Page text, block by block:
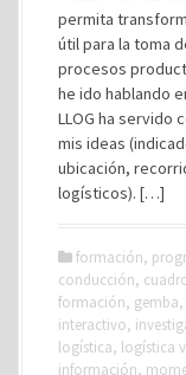
permita
útil para la toma
procesos
he ido hablando
LLOG ha servido
mis ideas
ubicación,
logísticos). […]
formación,
conducción,
formación, gemba,
interactivo,
logística, logística
información,